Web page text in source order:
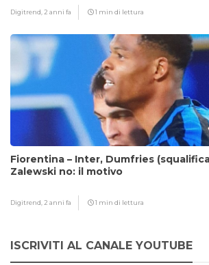
Digitrend, 2 anni fa 1 min di lettura
Fiorentina – Inter, Dumfries
Zalewski no: il motivo
Digitrend, 2 anni fa 1 min di lettura
ISCRIVITI AL CANALE YOUTUBE